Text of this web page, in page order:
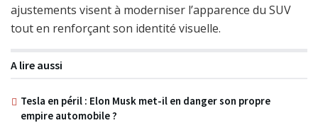
ajustements visent à moderniser l’apparence du SUV
tout en renforçant son identité visuelle.
A lire aussi
Tesla en péril : Elon Musk met-il en danger son propre
empire automobile ?